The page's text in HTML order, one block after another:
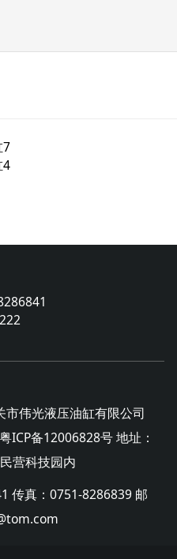
7
4
伟光液压油缸有限公司
粤ICP备12006828号地址：
营科技园内
传真：0751-8286839 邮